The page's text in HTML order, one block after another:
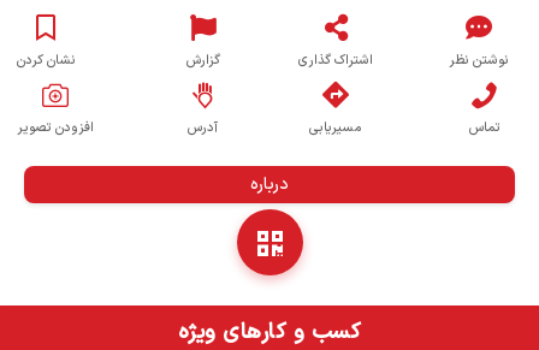
نوشتن نظر اشتراک گذاری گزارش نشان کردن
تماس مسیریابی آدرس افزودن تصویر
درباره
کسب و کارهای ویژه